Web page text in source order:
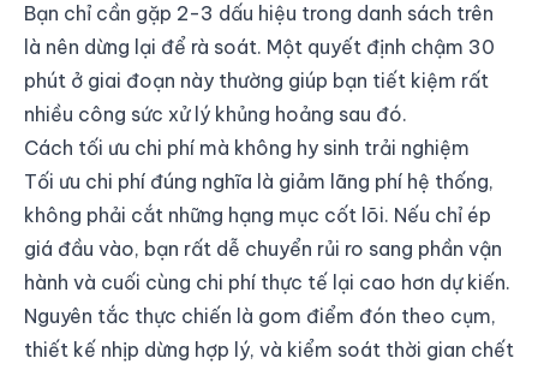
Bạn chỉ cần gặp 2-3 dấu hiệu trong danh sách trên
là nên dừng lại để rà soát. Một quyết định chậm 30
phút ở giai đoạn này thường giúp bạn tiết kiệm rất
nhiều công sức xử lý khủng hoảng sau đó.
Cách tối ưu chi phí mà không hy sinh trải nghiệm
Tối ưu chi phí đúng nghĩa là giảm lãng phí hệ thống,
không phải cắt những hạng mục cốt lõi. Nếu chỉ ép
giá đầu vào, bạn rất dễ chuyển rủi ro sang phần vận
hành và cuối cùng chi phí thực tế lại cao hơn dự kiến.
Nguyên tắc thực chiến là gom điểm đón theo cụm,
thiết kế nhịp dừng hợp lý, và kiểm soát thời gian chết